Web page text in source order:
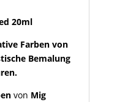
20ml
Farben von
Bemalung
von Mig